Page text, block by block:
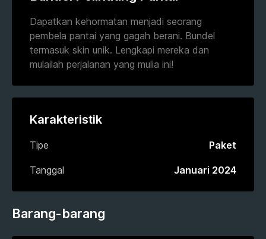
Dapatkan kehormatan menjadi seorang
pembela pantai yang gagah berani. Bundel
termasuk skin unik. Lengkapi mereka dan
mulailah perjalanan yang mulia ini!
Karakteristik
Tipe Paket
Tanggal Januari 2024
Barang-barang